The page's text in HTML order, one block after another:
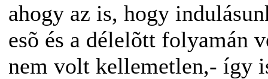
ahogy az is, hogy
esõ és a délelõtt folyamán
nem volt kellemetlen,- így